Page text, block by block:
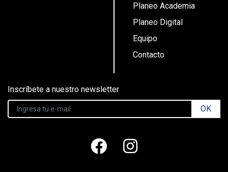
Planeo Academia
Planeo Digital
Equipo
Contacto
Inscríbete a nuestro newsletter
OK